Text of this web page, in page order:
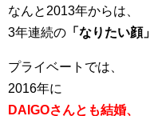
なんと2013年からは、
3年連続の 「なりたい顔」
プライベートでは、
2016年に
DAIGOさんとも結婚、